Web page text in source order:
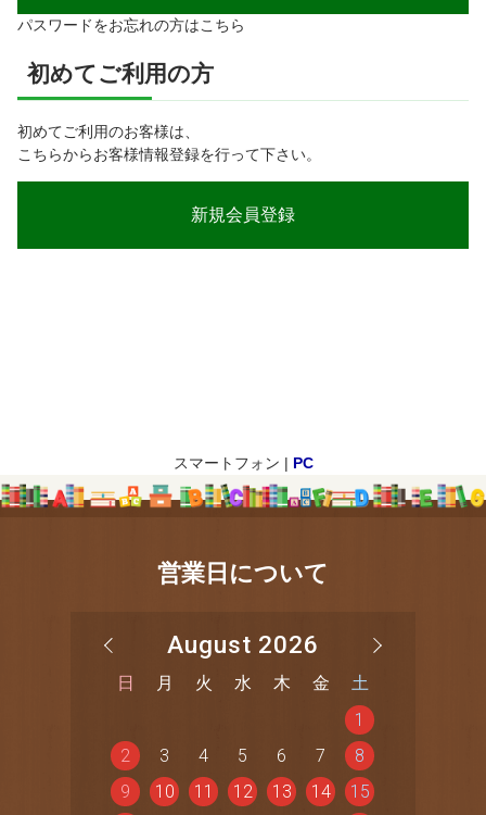
パスワードをお忘れの方はこちら
初めてご利用の方
初めてご利用のお客様は、
こちらからお客様情報登録を行って下さい。
スマートフォン | PC
営業日について
August 2026
日 月 火 水 木 金
土
1
2
3 4 5 6 7
8
9
10 11 12 13 14
15